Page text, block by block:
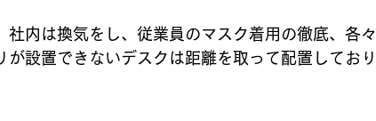
社内は換気をし、従業員のマスク着用の徹底、各
が設置できないデスクは距離を取って配置しており